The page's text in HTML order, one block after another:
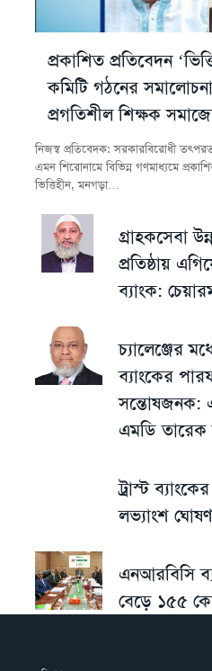
প্রকাশিত প্রতিবেদন
কমিটি গঠনের
প্রগতিশীল শিক্ষক
নিজস্ব প্রতিবেদক: সরকারবিরোধী
এমন শিরোনামে বিভিন্ন গণমাধ্যমে
ভিত্তিহীন, মনগড়া…
গ্রাহকসেবা
প্রতিষ্ঠায়
ব্যাংক:
চ্যালেঞ্জের
ব্যাংকের
সন্তোষজনক:
এমডি তারেক
ট্রাস্ট
লভ্যাংশ
এনআরবিসি
বেড়ে ১৫৫